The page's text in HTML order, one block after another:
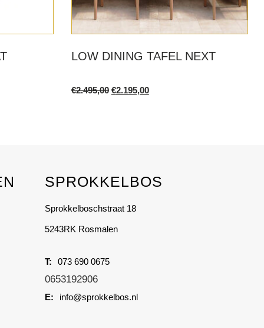
LOW DINING TAFEL NEXT
€2.495,00 Original
€2.195,00Current
SPROKKELBOS
Sprokkelboschstraat 18
5243RK Rosmalen
073 690 0675
0653192906
info@sprokkelbos.nl